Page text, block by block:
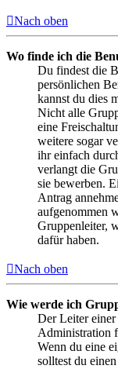
Nach oben
Wo finde ich die
Du findest die
persönlichen
kannst du dies
Nicht alle
eine
weitere sogar
ihr einfach
verlangt die
sie bewerben.
Antrag
aufgenommen
Gruppenleiter,
dafür haben.
Nach oben
Wie werde ich
Der Leiter
Administration
Wenn du eine
solltest du